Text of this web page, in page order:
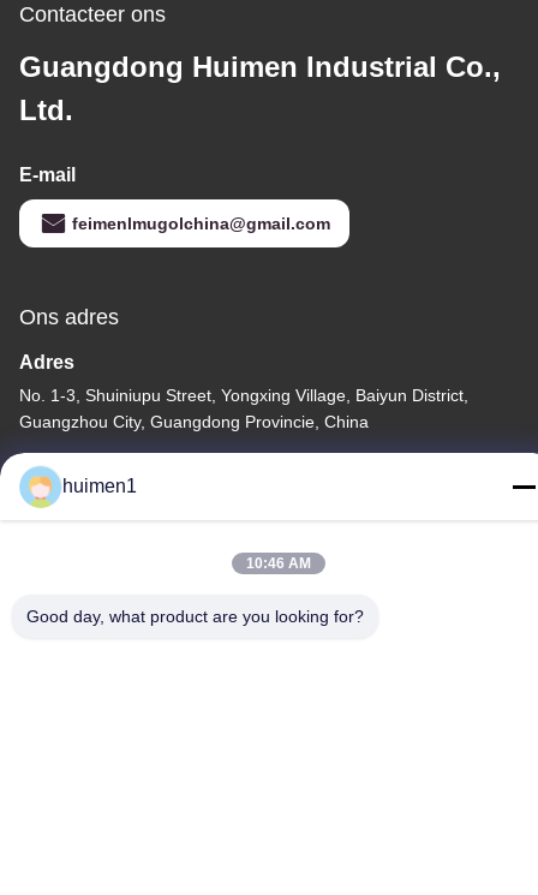
Contacteer ons
Guangdong Huimen Industrial Co.,
Ltd.
E-mail
feimenlmugolchina@gmail.com
Ons adres
Adres
No. 1-3, Shuiniupu Street, Yongxing Village, Baiyun District,
Guangzhou City, Guangdong Provincie, China
Tel.
86-18929562701
huimen1
10:46 AM
Good day, what product are you looking for?